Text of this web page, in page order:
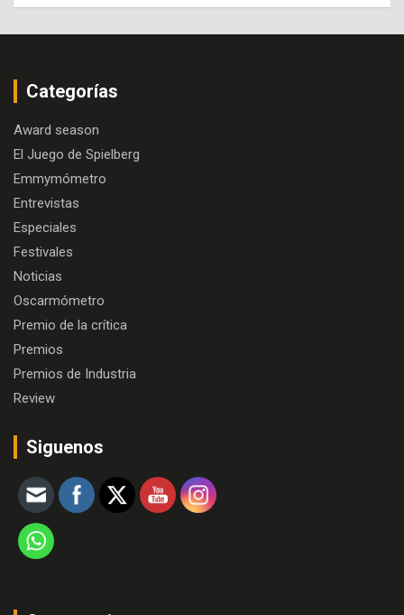
Categorías
Award season
El Juego de Spielberg
Emmymómetro
Entrevistas
Especiales
Festivales
Noticias
Oscarmómetro
Premio de la crítica
Premios
Premios de Industria
Review
Siguenos